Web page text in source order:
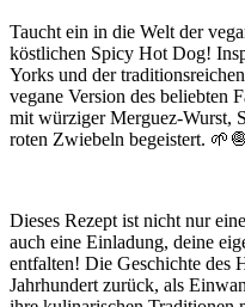
Taucht ein in die Welt der
köstlichen Spicy Hot Dog!
Yorks und der
vegane Version des beliebten
mit würziger Merguez-Wurst,
roten Zwiebeln begeistert. 🌱🧅
Dieses Rezept ist nicht nur
auch eine Einladung, deine
entfalten! Die Geschichte des
Jahrhundert zurück, als